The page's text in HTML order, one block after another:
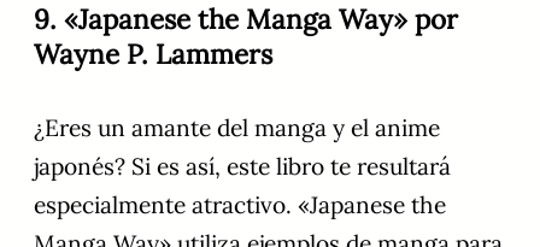
9. «Japanese the Manga Way» por
Wayne P. Lammers
¿Eres un amante del manga y el anime
japonés? Si es así, este libro te resultará
especialmente atractivo. «Japanese the